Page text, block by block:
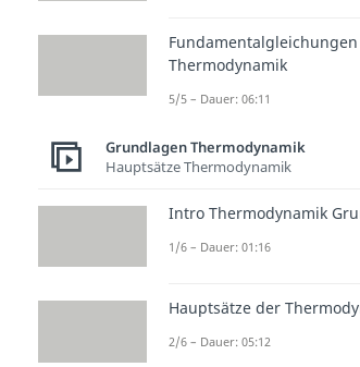
Thermodynamik
5/5 – Dauer: 06:11
Grundlagen Thermodynamik
Hauptsätze Thermodynamik
Intro Thermodynamik
1/6 – Dauer: 01:16
Hauptsätze der
2/6 – Dauer: 05:12